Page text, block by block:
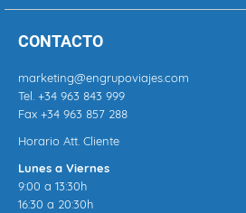
CONTACTO
marketing@engrupoviajes.com
Tel. +34 963 843 999
Fax +34 963 857 288
Horario Att. Cliente
Lunes a Viernes
9:00 a 13:30h
16:30 a 20:30h